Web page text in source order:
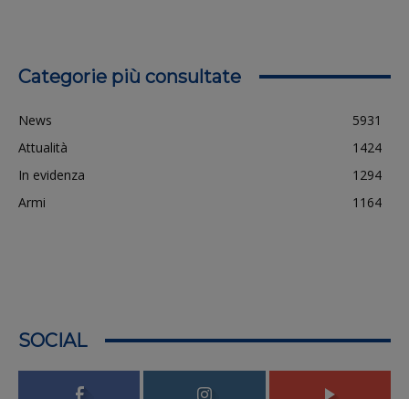
Categorie più consultate
News
5931
Attualità
1424
In evidenza
1294
Armi
1164
SOCIAL